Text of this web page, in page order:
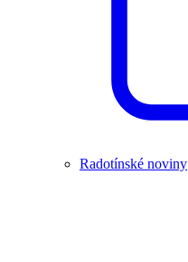
Radotínské noviny